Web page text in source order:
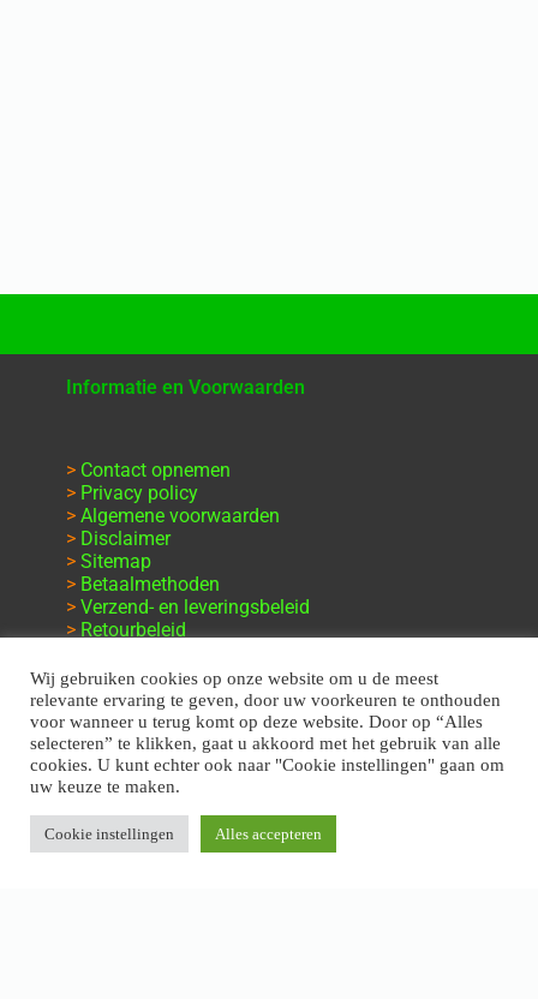
Informatie en Voorwaarden
> Contact opnemen
> Privacy policy
> Algemene voorwaarden
> Disclaimer
> Sitemap
> Betaalmethoden
> Verzend- en leveringsbeleid
> Retourbeleid
Wij gebruiken cookies op onze website om u de meest
relevante ervaring te geven, door uw voorkeuren te onthouden
voor wanneer u terug komt op deze website. Door op “Alles
selecteren” te klikken, gaat u akkoord met het gebruik van alle
cookies. U kunt echter ook naar "Cookie instellingen" gaan om
uw keuze te maken.
Cookie instellingen Alles accepteren